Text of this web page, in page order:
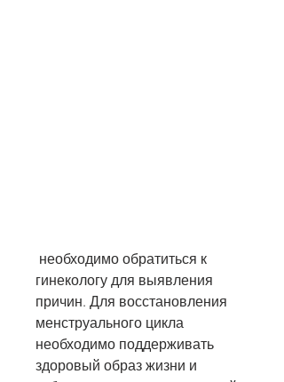
гинекологу для выявления
причин. Для восстановления
менструального цикла
необходимо поддерживать
здоровый образ жизни и